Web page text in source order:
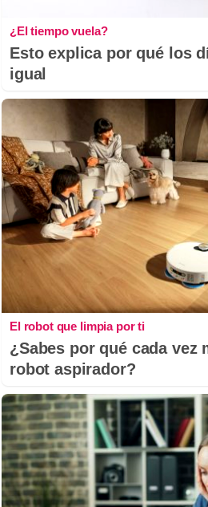
¿El tiempo vuela?
Esto explica por qué los
igual
El robot que limpia por ti
¿Sabes por qué cada vez
robot aspirador?